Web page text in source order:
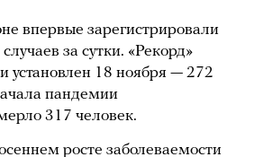
впервые зарегистрировали
за сутки. «Рекорд»
установлен 18 ноября — 272
пандемии
317 человек.
росте заболеваемости